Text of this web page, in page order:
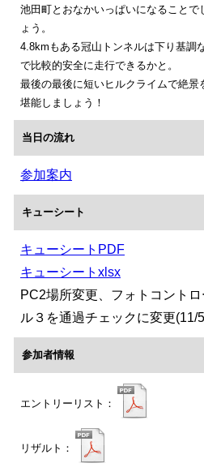
池田町とおなかいっぱいになることで
ょう。
4.8kmもある冠山トンネルは下り基調
で比較的安全に走行できるかと。
最後の最後に短いヒルクライムで絶景
堪能しましょう！
当日の流れ
参加案内
キューシート
キューシートPDF
キューシートxlsx
PC2場所変更、フォトコントロ
ル３を通過チェックに変更(11/
参加者情報
エントリーリスト：
リザルト：